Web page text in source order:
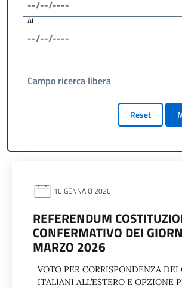
Al
Campo ricerca libera
Reset
16 GENNAIO 2026
REFERENDUM
CONFERMATIVO DEI
MARZO 2026
VOTO PER CORRISPONDENZA
ITALIANI ALL’ESTERO E OPZIONE